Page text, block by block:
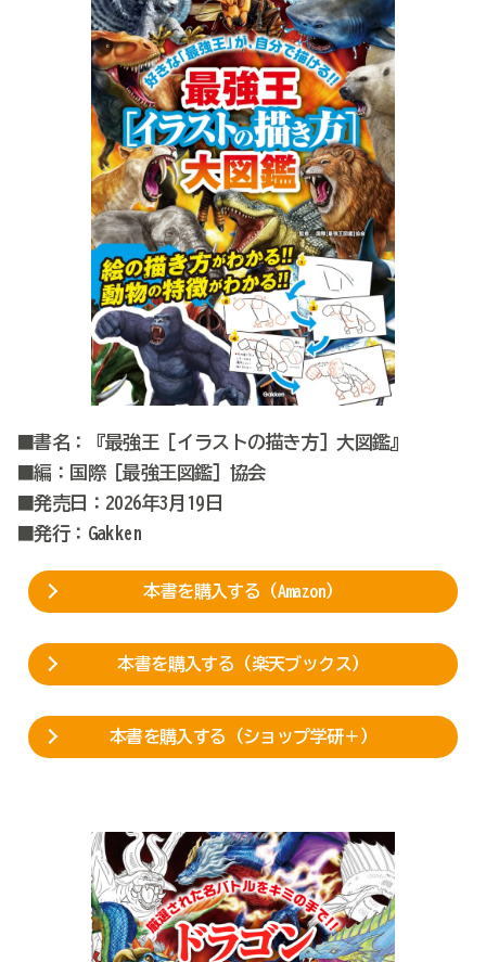
■書名：『最強王［イラストの描き方］大図鑑』
■編：国際［最強王図鑑］協会
■発売日：2026年3月19日
■発行：Gakken
本書を購入する（Amazon）
本書を購入する（楽天ブックス）
本書を購入する（ショップ学研＋）